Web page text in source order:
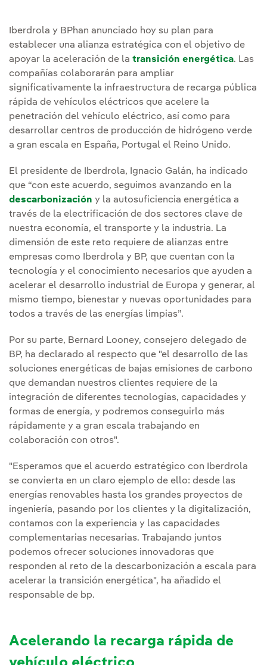
Iberdrola y BPhan anunciado hoy su plan para
establecer una alianza estratégica con el objetivo de
apoyar la aceleración de la transición energética. Las
compañías colaborarán para ampliar
significativamente la infraestructura de recarga pública
rápida de vehículos eléctricos que acelere la
penetración del vehículo eléctrico, así como para
desarrollar centros de producción de hidrógeno verde
a gran escala en España, Portugal el Reino Unido.
El presidente de Iberdrola, Ignacio Galán, ha indicado
que “con este acuerdo, seguimos avanzando en la
descarbonización y la autosuficiencia energética a
través de la electrificación de dos sectores clave de
nuestra economía, el transporte y la industria. La
dimensión de este reto requiere de alianzas entre
empresas como Iberdrola y BP, que cuentan con la
tecnología y el conocimiento necesarios que ayuden a
acelerar el desarrollo industrial de Europa y generar, al
mismo tiempo, bienestar y nuevas oportunidades para
todos a través de las energías limpias”.
Por su parte, Bernard Looney, consejero delegado de
BP, ha declarado al respecto que "el desarrollo de las
soluciones energéticas de bajas emisiones de carbono
que demandan nuestros clientes requiere de la
integración de diferentes tecnologías, capacidades y
formas de energía, y podremos conseguirlo más
rápidamente y a gran escala trabajando en
colaboración con otros".
"Esperamos que el acuerdo estratégico con Iberdrola
se convierta en un claro ejemplo de ello: desde las
energías renovables hasta los grandes proyectos de
ingeniería, pasando por los clientes y la digitalización,
contamos con la experiencia y las capacidades
complementarias necesarias. Trabajando juntos
podemos ofrecer soluciones innovadoras que
responden al reto de la descarbonización a escala para
acelerar la transición energética", ha añadido el
responsable de bp.
Acelerando la recarga rápida de